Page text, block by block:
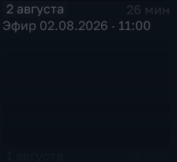
2 августа
26 мин
Эфир 02.08.2026 · 11:00